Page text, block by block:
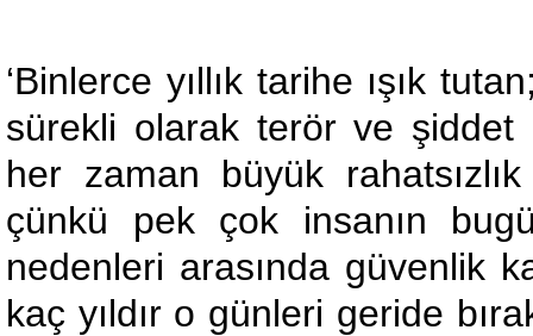
‘Binlerce yıllık tarihe ışık
sürekli olarak terör ve şiddet
her zaman büyük
çünkü pek çok insanın
nedenleri arasında güvenlik
kaç yıldır o günleri geride